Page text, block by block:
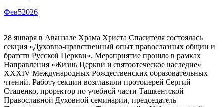
Фев52026
28 января в Аванзале Храма Христа Спасителя состоялась
секция «Духовно-нравственный опыт православных общин и
братств Русской Церкви». Мероприятие прошло в рамках
Направления «Жизнь Церкви и святоотеческое наследие»
XXХIV Международных Рождественских образовательных
чтений. Работу секции возглавили протоиерей Сергий
Стаценко, проректор по учебной части Ташкентской
Православной Духовной семинарии, председатель